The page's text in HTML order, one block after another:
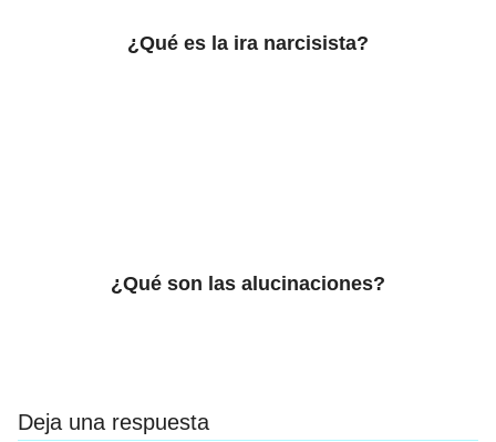
¿Qué es la ira narcisista?
¿Qué son las alucinaciones?
Deja una respuesta